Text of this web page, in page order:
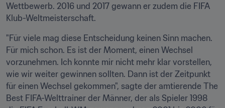
Wettbewerb. 2016 und 2017 gewann er zudem die FIFA
Klub-Weltmeisterschaft.
"Für viele mag diese Entscheidung keinen Sinn machen.
Für mich schon. Es ist der Moment, einen Wechsel
vorzunehmen. Ich konnte mir nicht mehr klar vorstellen,
wie wir weiter gewinnen sollten. Dann ist der Zeitpunkt
für einen Wechsel gekommen", sagte der amtierende The
Best FIFA-Welttrainer der Männer, der als Spieler 1998